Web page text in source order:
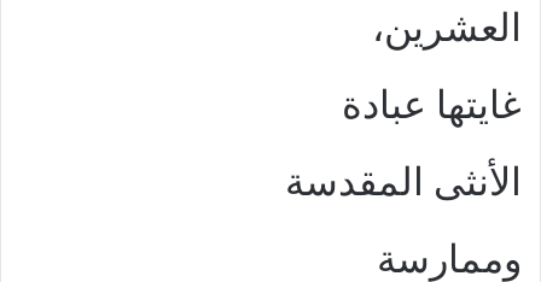
العشرين،
غايتها عبادة
الأنثى المقدسة
وممارسة